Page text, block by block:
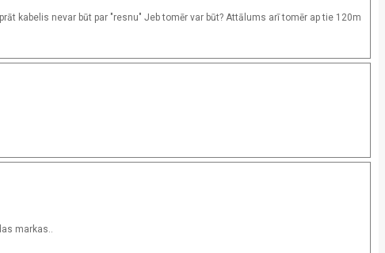
kabelis nevar būt par "resnu" Jeb tomēr var būt? Attālums arī tomēr ap tie 120m
markas..